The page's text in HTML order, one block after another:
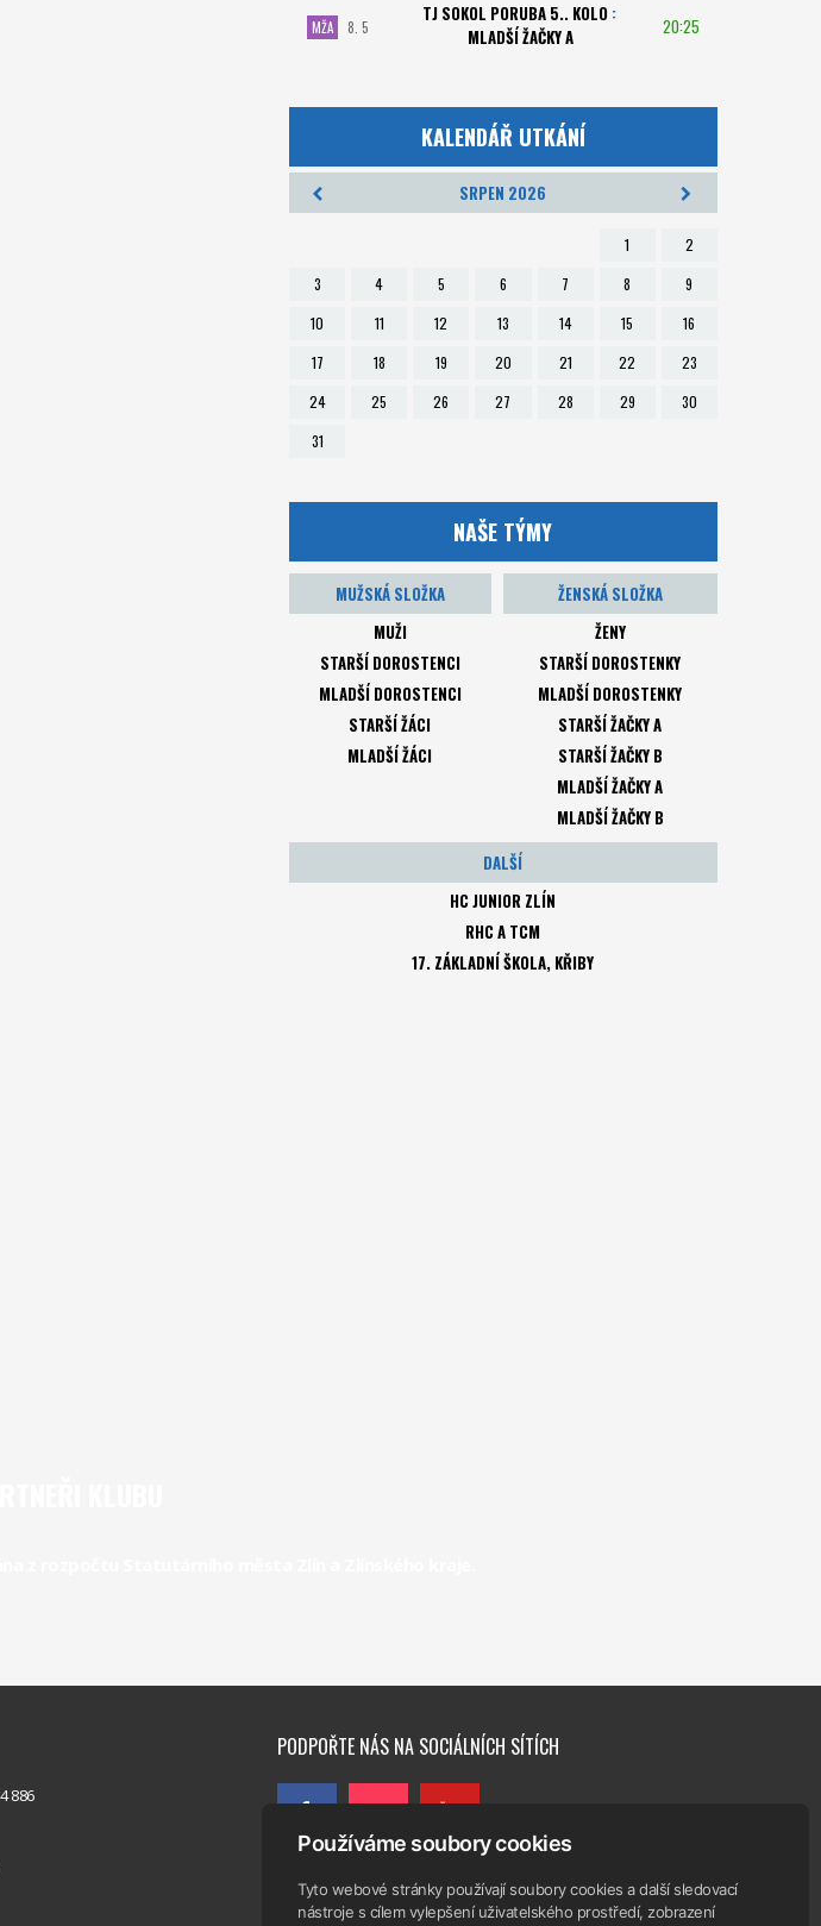
Používáme soubory cookies
Tyto webové stránky používají soubory cookies a další sledovací
nástroje s cílem vylepšení uživatelského prostředí, zobrazení
MŽA 8. 5
TJ SOKOL PORUBA 5.. KOLO :
MLADŠÍ ŽAČKY A
20:25
KALENDÁŘ UTKÁNÍ
SRPEN 2026
1
2
3
4 5 6 7 8
9
10
11 12 13 14 15
16
17
18 19 20 21 22
23
24
25 26 27 28 29
30
31
NAŠE TÝMY
MUŽSKÁ SLOŽKA
MUŽI
STARŠÍ DOROSTENCI
MLADŠÍ DOROSTENCI
STARŠÍ ŽÁCI
MLADŠÍ ŽÁCI
ŽENSKÁ SLOŽKA
ŽENY
STARŠÍ DOROSTENKY
MLADŠÍ DOROSTENKY
STARŠÍ ŽAČKY A
STARŠÍ ŽAČKY B
MLADŠÍ ŽAČKY A
MLADŠÍ ŽAČKY B
DALŠÍ
HC JUNIOR ZLÍN
RHC A TCM
17. ZÁKLADNÍ ŠKOLA, KŘIBY
886
PODPOŘTE NÁS NA SOCIÁLNÍCH SÍTÍCH